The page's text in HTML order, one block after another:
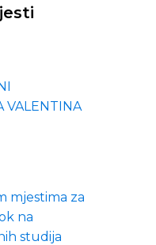
VALENTINA
mjestima za
na
studija